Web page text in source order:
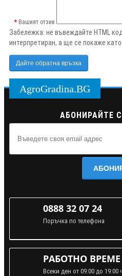
Вашият отзив
Забележка: не въвеждайте HTML
интерпретиран, а ще се покаже като
Дайте обратна връзка
AgroGradina.BG
АБОНИРАЙТЕ
0888 32 07 24
Поръчка по телефона
РАБОТНО ВРЕМЕ
Всеки ден от 09:00 до 19:00